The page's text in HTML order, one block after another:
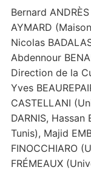
Bernard
AYMARD
Nicolas
Abdennour
Direction de la
Yves
CASTELLANI
DARNIS, Hassan
Tunis), Majid
FINOCCHIARO
FRÉMEAUX